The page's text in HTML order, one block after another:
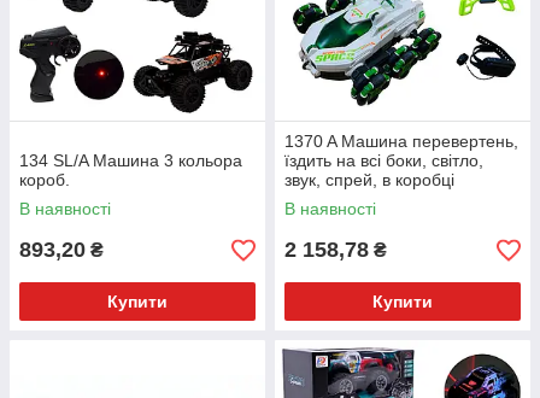
134 SL/A Машина 3 кольора
короб.
В наявності
893,20 ₴
Купити
1370 A Машина перевертень,
їздить на всі боки, світло,
звук, спрей, в коробці
В наявності
2 158,78 ₴
Купити